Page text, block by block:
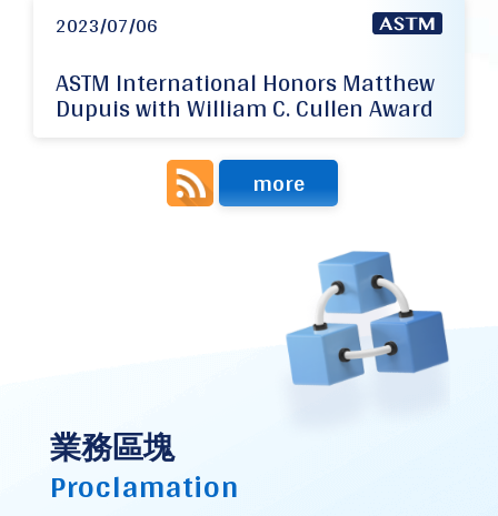
2023/07/06
ASTM International Honors Matthew
Dupuis with William C. Cullen Award
more
業務區塊
Proclamation